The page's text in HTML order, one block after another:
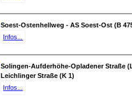
Soest-Ostenhellweg - AS Soest-Ost (B
Infos...
Solingen-Aufderhöhe-Opladener Straße
Leichlinger Straße (K 1)
Infos...